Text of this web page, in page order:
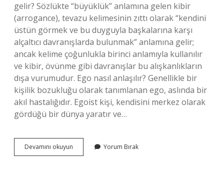
gelir? Sözlükte “büyüklük” anlamına gelen kibir
(arrogance), tevazu kelimesinin zıttı olarak “kendini
üstün görmek ve bu duyguyla başkalarına karşı
alçaltıcı davranışlarda bulunmak” anlamına gelir;
ancak kelime çoğunlukla birinci anlamıyla kullanılır
ve kibir, övünme gibi davranışlar bu alışkanlıkların
dışa vurumudur. Ego nasıl anlaşılır? Genellikle bir
kişilik bozukluğu olarak tanımlanan ego, aslında bir
akıl hastalığıdır. Egoist kişi, kendisini merkez olarak
gördüğü bir dünya yaratır ve…
Devamını okuyun
Ve
Yorum Bırak